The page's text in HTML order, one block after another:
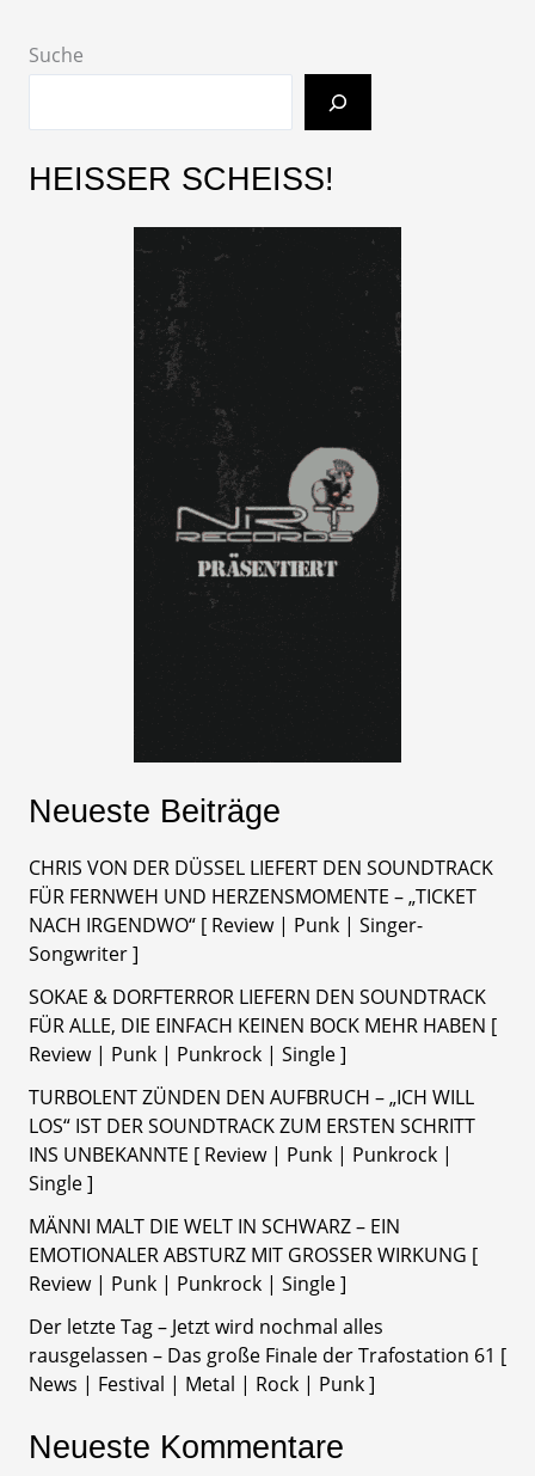
Suche
HEISSER SCHEISS!
Neueste Beiträge
CHRIS VON DER DÜSSEL LIEFERT DEN SOUNDTRACK
FÜR FERNWEH UND HERZENSMOMENTE – „TICKET
NACH IRGENDWO“ [ Review | Punk | Singer-
Songwriter ]
SOKAE & DORFTERROR LIEFERN DEN SOUNDTRACK
FÜR ALLE, DIE EINFACH KEINEN BOCK MEHR HABEN [
Review | Punk | Punkrock | Single ]
TURBOLENT ZÜNDEN DEN AUFBRUCH – „ICH WILL
LOS“ IST DER SOUNDTRACK ZUM ERSTEN SCHRITT
INS UNBEKANNTE [ Review | Punk | Punkrock |
Single ]
MÄNNI MALT DIE WELT IN SCHWARZ – EIN
EMOTIONALER ABSTURZ MIT GROSSER WIRKUNG [
Review | Punk | Punkrock | Single ]
Der letzte Tag – Jetzt wird nochmal alles
rausgelassen – Das große Finale der Trafostation 61 [
News | Festival | Metal | Rock | Punk ]
Neueste Kommentare